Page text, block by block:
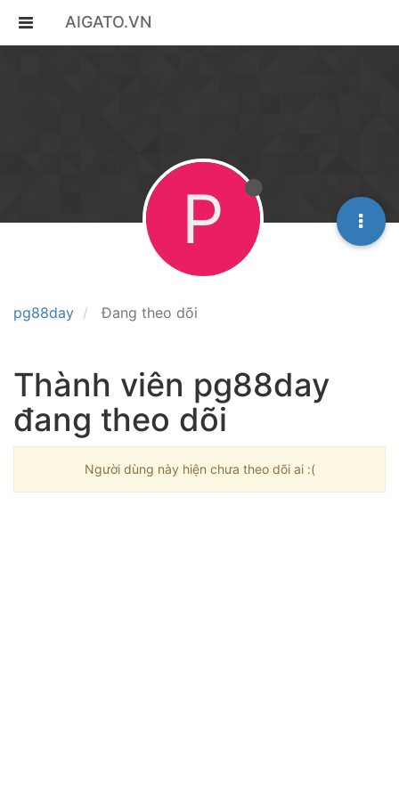
AIGATO.VN
pg88day Đang theo dõi
P
Thành viên pg88day
đang theo dõi
Người dùng này hiện chưa theo dõi ai :(